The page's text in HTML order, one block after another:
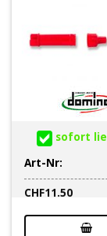
sofort
Art-Nr:
CHF11.50